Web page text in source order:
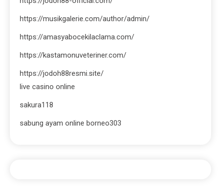
https://musikgalerie.com/author/admin/
https://amasyabocekilaclama.com/
https://kastamonuveteriner.com/
https://jodoh88resmi.site/
live casino online
sakura118
sabung ayam online borneo303